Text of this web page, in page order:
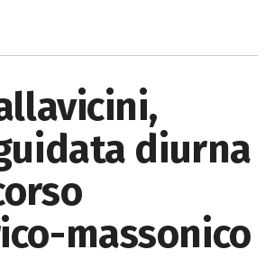
diurna
massonico